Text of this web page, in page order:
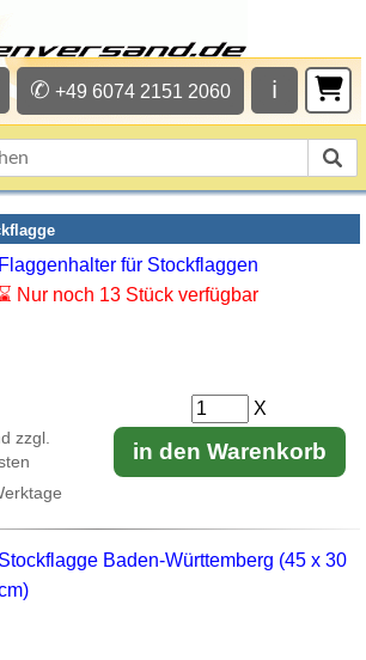
ℹ
✆ +49 6074 2151 2060
Flaggenhalter für Stockflaggen
⌛ Nur noch 13 Stück verfügbar
zzgl.
X
in den Warenkorb
Stockflagge Baden-Württemberg (45 x 30